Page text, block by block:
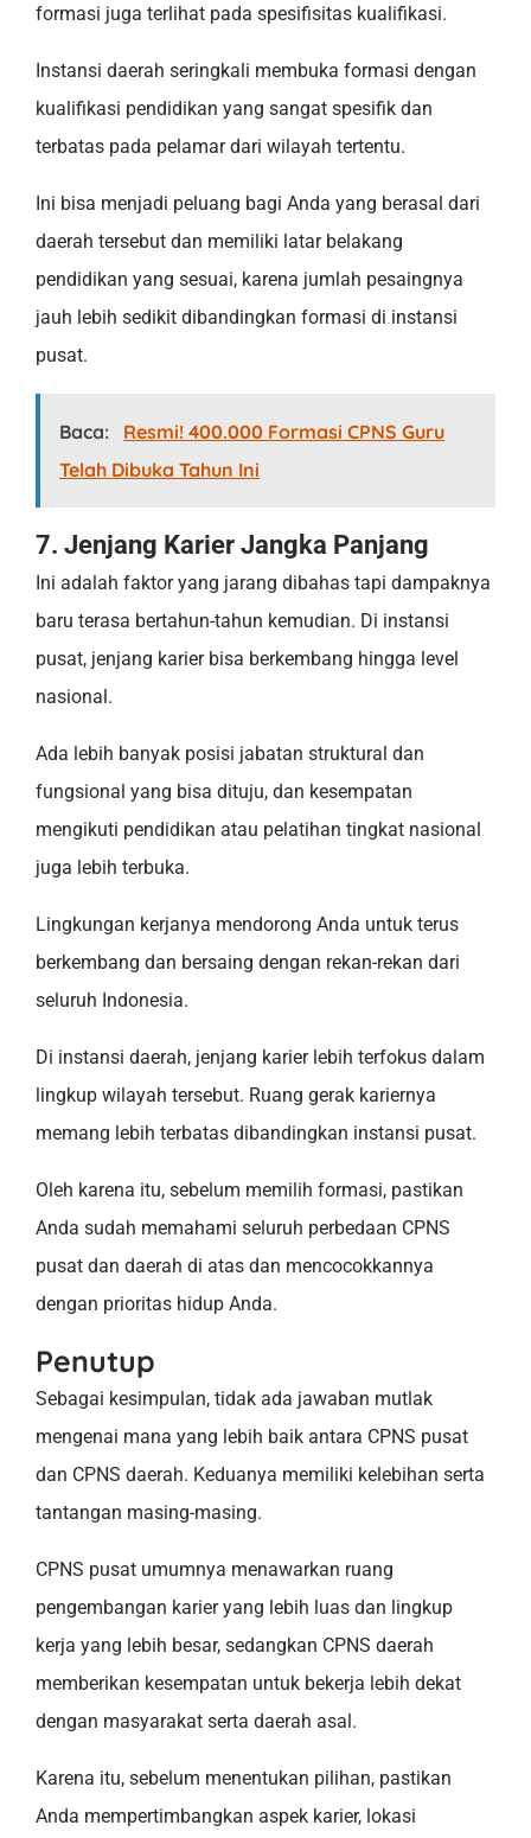
formasi juga terlihat pada spesifisitas kualifikasi.
Instansi daerah seringkali membuka formasi dengan
kualifikasi pendidikan yang sangat spesifik dan
terbatas pada pelamar dari wilayah tertentu.
Ini bisa menjadi peluang bagi Anda yang berasal dari
daerah tersebut dan memiliki latar belakang
pendidikan yang sesuai, karena jumlah pesaingnya
jauh lebih sedikit dibandingkan formasi di instansi
pusat.
Baca:
Resmi! 400.000 Formasi CPNS Guru
Telah Dibuka Tahun Ini
7. Jenjang Karier Jangka Panjang
Ini adalah faktor yang jarang dibahas tapi dampaknya
baru terasa bertahun-tahun kemudian. Di instansi
pusat, jenjang karier bisa berkembang hingga level
nasional.
Ada lebih banyak posisi jabatan struktural dan
fungsional yang bisa dituju, dan kesempatan
mengikuti pendidikan atau pelatihan tingkat nasional
juga lebih terbuka.
Lingkungan kerjanya mendorong Anda untuk terus
berkembang dan bersaing dengan rekan-rekan dari
seluruh Indonesia.
Di instansi daerah, jenjang karier lebih terfokus dalam
lingkup wilayah tersebut. Ruang gerak kariernya
memang lebih terbatas dibandingkan instansi pusat.
Oleh karena itu, sebelum memilih formasi, pastikan
Anda sudah memahami seluruh perbedaan CPNS
pusat dan daerah di atas dan mencocokkannya
dengan prioritas hidup Anda.
Penutup
Sebagai kesimpulan, tidak ada jawaban mutlak
mengenai mana yang lebih baik antara CPNS pusat
dan CPNS daerah. Keduanya memiliki kelebihan serta
tantangan masing-masing.
CPNS pusat umumnya menawarkan ruang
pengembangan karier yang lebih luas dan lingkup
kerja yang lebih besar, sedangkan CPNS daerah
memberikan kesempatan untuk bekerja lebih dekat
dengan masyarakat serta daerah asal.
Karena itu, sebelum menentukan pilihan, pastikan
Anda mempertimbangkan aspek karier, lokasi